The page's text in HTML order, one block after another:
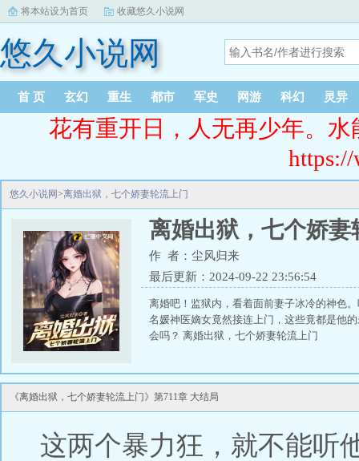
将本站设为首页 收藏悠久小说网
悠久小说网
首 页 玄幻 重生 都市 军史 网游 科幻 灵异
花有重开日，人无再少年。
悠久小说网>离婚出狱，七个娇妻轮流上门
离婚出狱，七个娇妻
作 者：尘风归来
最后更新：2024-09-22 23:56:54
离婚吧！监狱内，看着面前妻子冰冷的神色
名媛神医嫡女竟然接连上门，这些竟都是他
会吗？ 离婚出狱，七个娇妻轮流上门
《离婚出狱，七个娇妻轮流上门》第711章 大结局
这两个暴力狂，就不能听